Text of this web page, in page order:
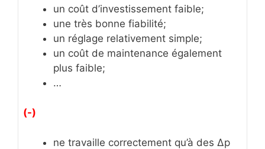
un coût d’investissement faible;
une très bonne fiabilité;
un réglage relativement simple;
un coût de maintenance également
plus faible;
…
(-)
ne travaille correctement qu’à des Δp